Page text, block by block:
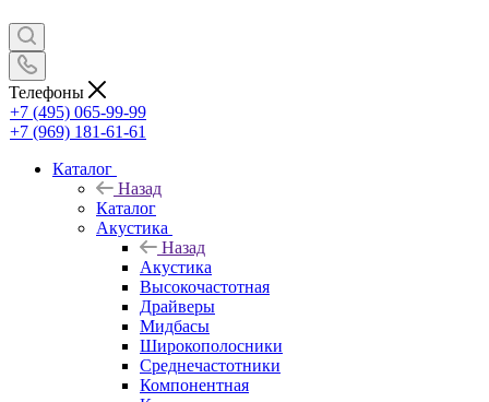
Телефоны
+7 (495) 065-99-99
+7 (969) 181-61-61
Каталог
Назад
Каталог
Акустика
Назад
Акустика
Высокочастотная
Драйверы
Мидбасы
Широкополосники
Среднечастотники
Компонентная